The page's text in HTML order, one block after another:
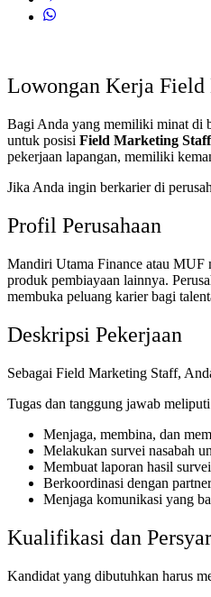
Lowongan Kerja Field
Bagi Anda yang memiliki minat di
untuk posisi Field Marketing
pekerjaan lapangan, memiliki
Jika Anda ingin berkarier di
Profil Perusahaan
Mandiri Utama Finance atau MUF
produk pembiayaan lainnya.
membuka peluang karier bagi
Deskripsi Pekerjaan
Sebagai Field Marketing Staff,
Tugas dan tanggung jawab
Menjaga, membina, dan
Melakukan survei nasabah
Membuat laporan hasil
Berkoordinasi dengan
Menjaga komunikasi yang
Kualifikasi dan
Kandidat yang dibutuhkan harus